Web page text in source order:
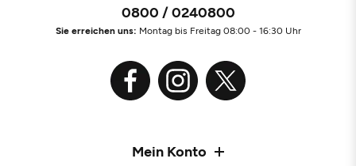
0800 / 0240800
Sie erreichen uns: Montag bis Freitag 08:00 - 16:30 Uhr
Mein Konto